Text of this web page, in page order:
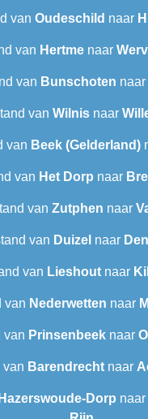
van Oudeschild naar
van Hertmenaar
van Bunschoten naar
van Wilnis naar
van Beek (Gelderland)
van Het Dorp naar
van Zutphen naar
van Duizel naar
van Lieshoutnaar
van Nederwetten naar
van Prinsenbeek naar
van Barendrecht naar
Hazerswoude-Dorp naar